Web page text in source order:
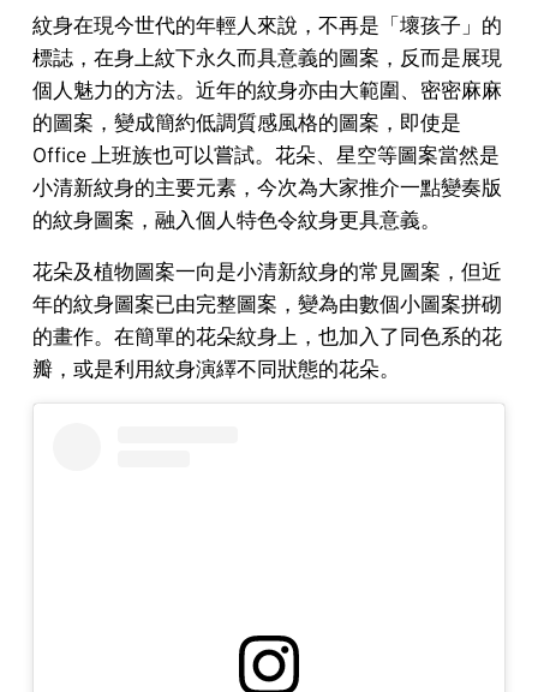
紋身在現今世代的年輕人來說，不再是「壞孩子」的
標誌，在身上紋下永久而具意義的圖案，反而是展現
個人魅力的方法。近年的紋身亦由大範圍、密密麻麻
的圖案，變成簡約低調質感風格的圖案，即使是
Office 上班族也可以嘗試。花朵、星空等圖案當然是
小清新紋身的主要元素，今次為大家推介一點變奏版
的紋身圖案，融入個人特色令紋身更具意義。
花朵及植物圖案一向是小清新紋身的常見圖案，但近
年的紋身圖案已由完整圖案，變為由數個小圖案拼砌
的畫作。在簡單的花朵紋身上，也加入了同色系的花
瓣，或是利用紋身演繹不同狀態的花朵。